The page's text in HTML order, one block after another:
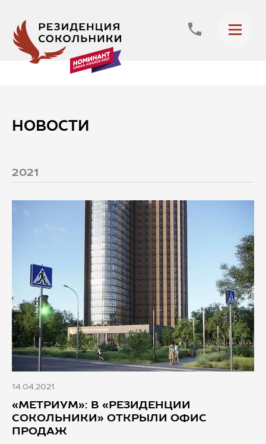
НОВОСТИ
2021
14.04.2021
«МЕТРИУМ»: В «РЕЗИДЕНЦИИ
СОКОЛЬНИКИ» ОТКРЫЛИ ОФИС
ПРОДАЖ